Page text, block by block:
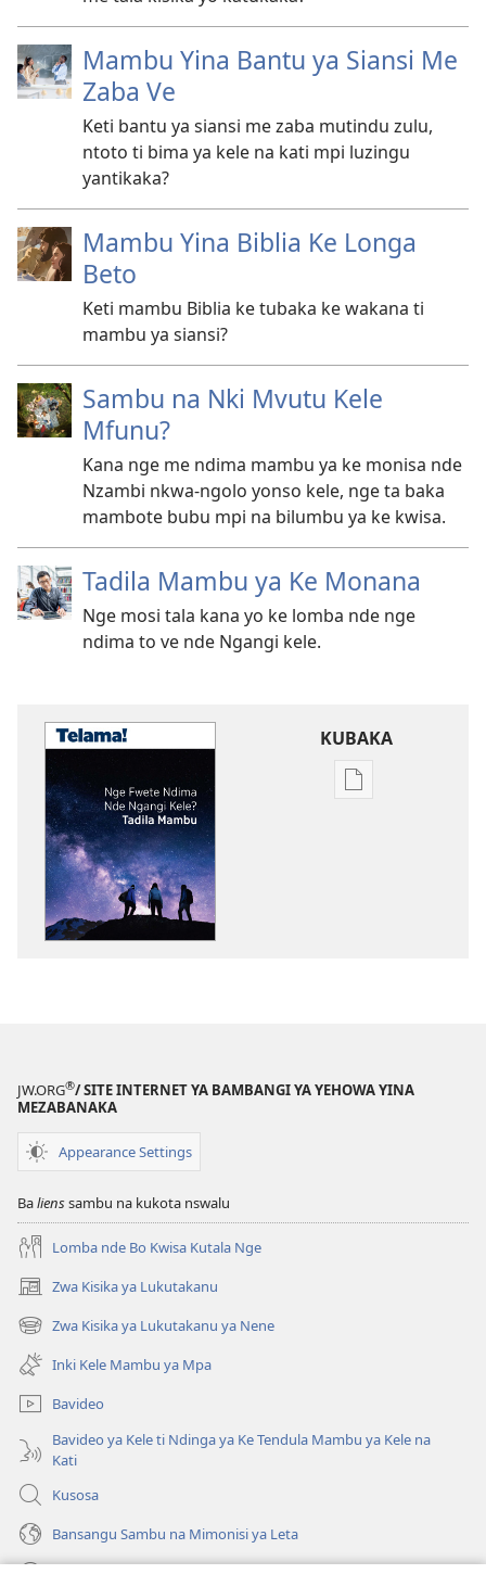
Mambu Yina Bantu ya Siansi Me
Zaba Ve
Keti bantu ya siansi me zaba mutindu zulu,
ntoto ti bima ya kele na kati mpi luzingu
yantikaka?
Mambu Yina Biblia Ke Longa
Beto
Keti mambu Biblia ke tubaka ke wakana ti
mambu ya siansi?
Sambu na Nki Mvutu Kele
Mfunu?
Kana nge me ndima mambu ya ke monisa nde
Nzambi nkwa-ngolo yonso kele, nge ta baka
mambote bubu mpi na bilumbu ya ke kwisa.
Tadila Mambu ya Ke Monana
Nge mosi tala kana yo ke lomba nde nge
ndima to ve nde Ngangi kele.
KUBAKA
Bisika
Fwete
JW.ORG®/ SITE INTERNET YA BAMBANGI YA YEHOWA YINA
MEZABANAKA
Appearance Settings
Balienssambu na kukota nswalu
Lomba nde Bo Kwisa Kutala Nge
Zwa Kisika ya Lukutakanu
(ke
kangula
lutiti
ya
mpa)
Zwa Kisika ya Lukutakanu ya Nene
(ke
kangula
lutiti
ya
mpa)
Inki Kele Mambu ya Mpa
Bavideo
Bavideo ya Kele ti Ndinga ya Ke Tendula Mambu ya Kele na
Kati
Kusosa
Bansangu Sambu na Mimonisi ya Leta